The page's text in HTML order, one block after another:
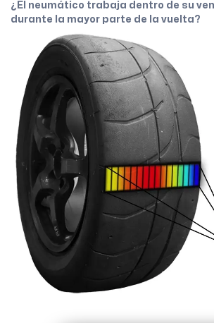
¿El neumático trabaja dentro de su
durante la mayor parte de la vuelta?